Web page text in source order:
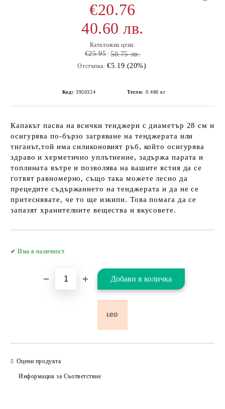
€20.76
40.60 лв.
Каталожна цена:
€25.95 50.75 лв.
Отстъпка: €5.19 (20%)
Код: 3950324 Тегло: 0.480 кг
Капакът пасва на всички тенджери с диаметър 28 см и
осигурява по-бързо загряване на тенджерата или
тиганът,той има силиконовият ръб, който осигурява
здраво и херметично уплътнение, задържа парата и
топлината вътре и позволява на вашите ястия да се
готвят равномерно, също така можете лесно да
прецедите съдържанието на тенджерата и да не се
притеснявате, че то ще изкипи. Това помага да се
запазят хранителните вещества и вкусовете.
✔ Има в наличност
Оцени продукта
Информация за Съответствие